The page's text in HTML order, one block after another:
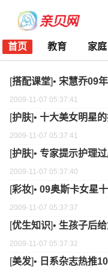
首页 教育 家庭
[搭配课堂]• 宋慧乔09
2009-11-07 05:37:41
[护肤]• 十大美女明星
2009-11-07 05:37:41
[护肤]• 专家提示护理
2009-11-07 05:37:40
[彩妆]• 09奥斯卡女星
2009-11-07 05:37:37
[优生知识]• 生孩子后
2009-11-07 05:37:32
[美发]• 日系杂志热推